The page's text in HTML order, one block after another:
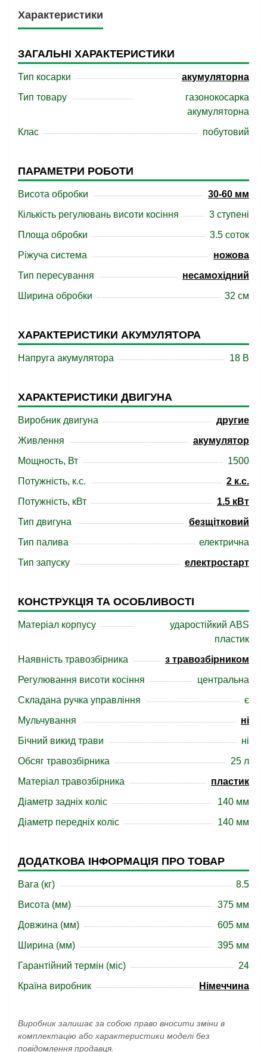
Характеристики
ЗАГАЛЬНІ ХАРАКТЕРИСТИКИ
Тип косарки
акумуляторна
Тип товару
газонокосарка
акумуляторна
Клас
побутовий
ПАРАМЕТРИ РОБОТИ
Висота обробки
30-60 мм
Кількість регулювань висоти косіння
3 ступені
Площа обробки
3.5 соток
Ріжуча система
ножова
Тип пересування
несамохідний
Ширина обробки
32 cм
ХАРАКТЕРИСТИКИ АКУМУЛЯТОРА
Напруга акумулятора 18 B
ХАРАКТЕРИСТИКИ ДВИГУНА
Виробник двигуна
другие
Живлення
акумулятор
Мощность, Вт
1500
Потужність, к.с.
2 к.с.
Потужність, кВт
1.5 кВт
Тип двигуна
безщітковий
Тип палива
електрична
Тип запуску
електростарт
КОНСТРУКЦІЯ ТА ОСОБЛИВОСТІ
Матеріал корпусу
ударостійкий ABS
пластик
Наявність травозбірника
з травозбірником
Регулювання висоти косіння
центральна
Складана ручка управління
є
Мульчування
ні
Бічний викид трави
ні
Обсяг травозбірника
25 л
Матеріал травозбірника
пластик
Діаметр задніх коліс
140 мм
Діаметр передніх коліс
140 мм
ДОДАТКОВА ІНФОРМАЦІЯ ПРО ТОВАР
Вага (кг)
8.5
Висота (мм)
375 мм
Довжина (мм)
605 мм
Ширина (мм)
395 мм
Гарантійний термін (міс)
24
Країна виробник
Німеччина
Виробник залишає за собою право вносити зміни в
комплектацію або характеристики моделі без
повідомлення продавця.